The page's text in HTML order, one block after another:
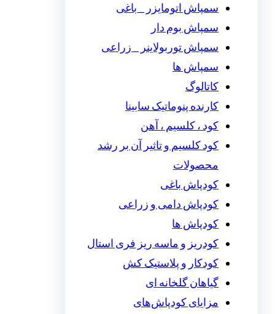
سمپاش اتومایزر _ باغی
سمپاش بوم دار
سمپاش توربولاینر _ زراعی
سمپاش ها
کاتالوگ
کارنده پنوماتیک سابینا
کود ، کلسیم ، آهن
کود کلسیم و تاثیر آن بر رشد
محصولات
کودپاش باغی
کودپاش دامی و زراعی
کودپاش ها
کودریز و ماسه ریز فری استال
کودکار و پلاستیک کش
گیاهان گلخانه ای
مزایای کودپاش‌های